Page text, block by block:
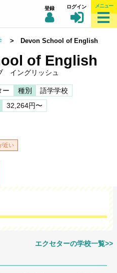
登録 ログイン メニュー
> Devon School of English
of English
イングリッシュ
ー 種別
語学学校
32,264円〜
近い
エクセターの学校一覧>>